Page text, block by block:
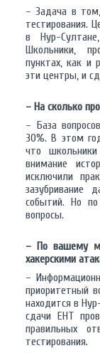
– Задача в
тестирования.
в Нур-
Школьники,
пунктах, как и
эти центры, и
– На сколько
– База
30%. В этом
что
внимание
исключили
зазубривание
событий. Но
вопросы.
– По вашему
хакерскими
–
приоритетный
находится в
сдачи ЕНТ
правильных
тестирования.